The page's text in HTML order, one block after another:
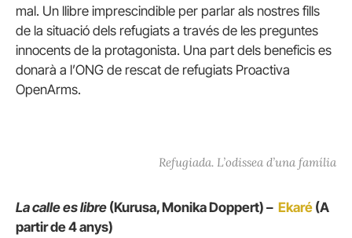
mal. Un llibre imprescindible per parlar als nostres fills
de la situació dels refugiats a través de les preguntes
innocents de la protagonista. Una part dels beneficis es
donarà a l’ONG de rescat de refugiats Proactiva
OpenArms.
Refugiada. L’odissea d’una família
La calle es libre (Kurusa, Monika Doppert) – Ekaré (A
partir de 4 anys)